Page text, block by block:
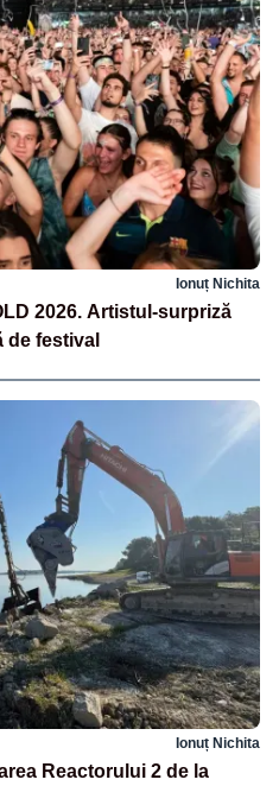
Ionuț Nichita
2026. Artistul-surpriză
de festival
Ionuț Nichita
Reactorului 2 de la